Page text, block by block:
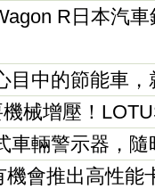
R日本汽
目中的節能車，
械增壓！
車輛警示器，
機會推出高性能